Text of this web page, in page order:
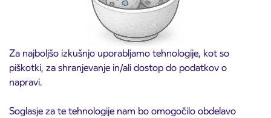
Za najboljšo izkušnjo uporabljamo tehnologije, kot so
piškotki, za shranjevanje in/ali dostop do podatkov o
napravi.
Soglasje za te tehnologije nam bo omogočilo obdelavo